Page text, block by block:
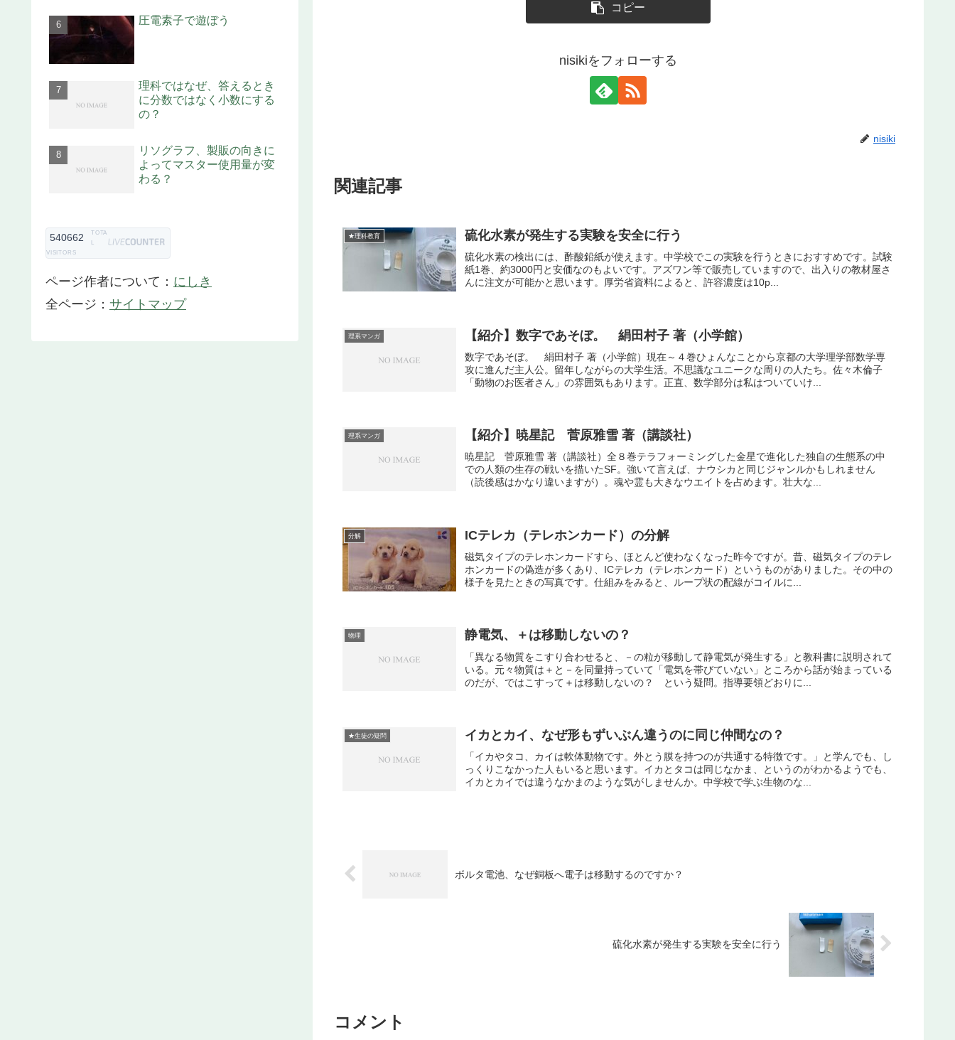
コピー
nisikiをフォローする
nisiki
関連記事
★理科教育 硫化水素が発生する実験を安全に行う
硫化水素の検出には、酢酸鉛紙が使えます。中学校でこの実験を行うときにおすすめです。試験
紙1巻、約3000円と安価なのもよいです。アズワン等で販売していますので、出入りの教材屋さ
んに注文が可能かと思います。厚労省資料によると、許容濃度は10p...
理系マンガ 【紹介】数字であそぼ。 絹田村子 著（小学館）
数字であそぼ。 絹田村子 著（小学館）現在～４巻ひょんなことから京都の大学理学部数学専
攻に進んだ主人公。留年しながらの大学生活。不思議なユニークな周りの人たち。佐々木倫子
「動物のお医者さん」の雰囲気もあります。正直、数学部分は私はついていけ...
理系マンガ 【紹介】暁星記 菅原雅雪 著（講談社）
暁星記 菅原雅雪 著（講談社）全８巻テラフォーミングした金星で進化した独自の生態系の中
での人類の生存の戦いを描いたSF。強いて言えば、ナウシカと同じジャンルかもしれません
（読後感はかなり違いますが）。魂や霊も大きなウエイトを占めます。壮大な...
分解 ICテレカ（テレホンカード）の分解
磁気タイプのテレホンカードすら、ほとんど使わなくなった昨今ですが。昔、磁気タイプのテレ
ホンカードの偽造が多くあり、ICテレカ（テレホンカード）というものがありました。その中の
様子を見たときの写真です。仕組みをみると、ループ状の配線がコイルに...
物理 静電気、＋は移動しないの？
「異なる物質をこすり合わせると、－の粒が移動して静電気が発生する」と教科書に説明されて
いる。元々物質は＋と－を同量持っていて「電気を帯びていない」ところから話が始まっている
のだが、ではこすって＋は移動しないの？ という疑問。指導要領どおりに...
★生徒の疑問 イカとカイ、なぜ形もずいぶん違うのに同じ仲間なの？
「イカやタコ、カイは軟体動物です。外とう膜を持つのが共通する特徴です。」と学んでも、し
っくりこなかった人もいると思います。イカとタコは同じなかま、というのがわかるようでも、
イカとカイでは違うなかまのような気がしませんか。中学校で学ぶ生物のな...
ボルタ電池、なぜ銅板へ電子は移動するのですか？
硫化水素が発生する実験を安全に行う
コメント
圧電素子で遊ぼう
理科ではなぜ、答えるとき
に分数ではなく小数にする
の？
リソグラフ、製販の向きに
よってマスター使用量が変
わる？
540662
TOTA
L
VISITORS
ページ作者について： にしき
全ページ： サイトマップ